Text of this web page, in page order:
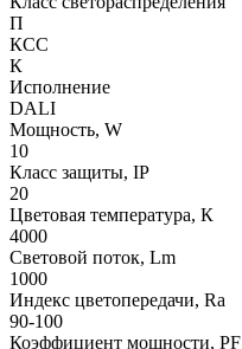
П
КСС
К
Исполнение
DALI
Мощность, W
10
Класс защиты, IP
20
Цветовая температура, К
4000
Световой поток, Lm
1000
Индекс цветопередачи, Ra
90-100
Коэффициент мощности, PF